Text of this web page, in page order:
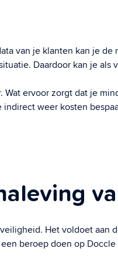
van je klanten kan je
Daardoor kan je
ervoor zorgt dat je
weer kosten
Het voldoet aan
beroep doen op